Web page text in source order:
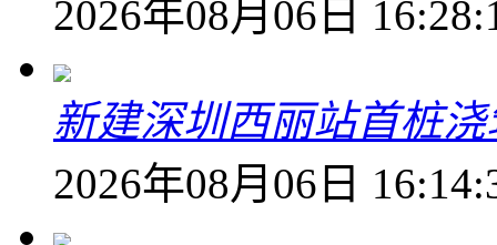
2026年08月06日
新建深圳西丽站首桩
2026年08月06日